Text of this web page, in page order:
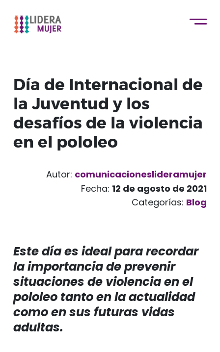
Día de Internacional de
la Juventud y los
desafíos de la violencia
en el pololeo
Autor: comunicacioneslideramujer
Fecha: 12 de agosto de 2021
Categorías: Blog
Este día es ideal para recordar
la importancia de prevenir
situaciones de violencia en el
pololeo tanto en la actualidad
como en sus futuras vidas
adultas.